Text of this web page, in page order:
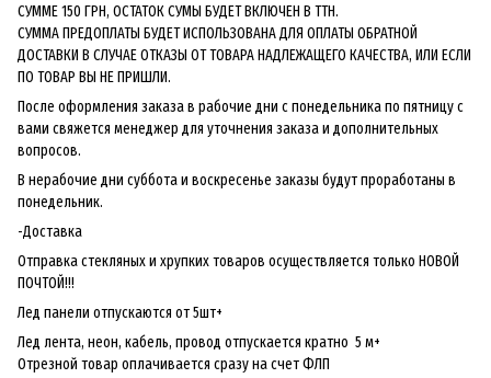
СУММЕ 150 ГРН, ОСТАТОК СУМЫ БУДЕТ ВКЛЮЧЕН В ТТН.
СУММА ПРЕДОПЛАТЫ БУДЕТ ИСПОЛЬЗОВАНА ДЛЯ ОПЛАТЫ ОБРАТНОЙ
ДОСТАВКИ В СЛУЧАЕ ОТКАЗЫ ОТ ТОВАРА НАДЛЕЖАЩЕГО КАЧЕСТВА, ИЛИ ЕСЛИ
ПО ТОВАР ВЫ НЕ ПРИШЛИ.
После оформления заказа в рабочие дни с понедельника по пятницу с
вами свяжется менеджер для уточнения заказа и дополнительных
вопросов.
В нерабочие дни суббота и воскресенье заказы будут проработаны в
понедельник.
-Доставка
Отправка стекляных и хрупких товаров осуществляется только НОВОЙ
ПОЧТОЙ!!!
Лед панели отпускаются от 5шт+
Лед лента, неон, кабель, провод отпускается кратно 5 м+
Отрезной товар оплачивается сразу на счет ФЛП